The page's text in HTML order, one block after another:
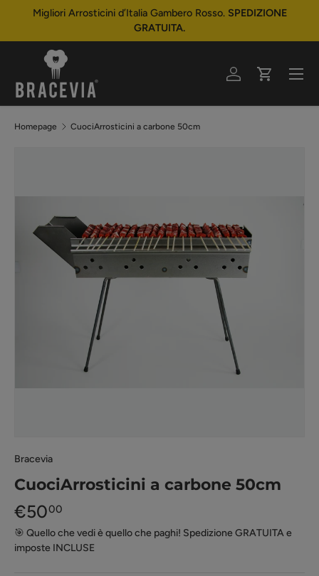
Migliori Arrosticini d’Italia Gambero Rosso. SPEDIZIONE
GRATUITA.
AccediCarrello
Menu
Homepage CuociArrosticini a carbone 50cm
Bracevia
CuociArrosticini a carbone 50cm
€5000
🎯 Quello che vedi è quello che paghi! Spedizione GRATUITA e
imposte INCLUSE